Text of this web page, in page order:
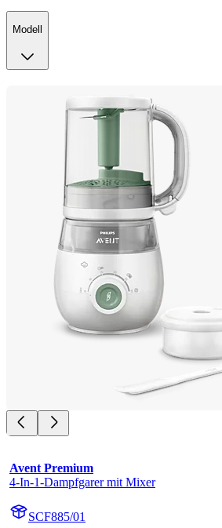
Modell
Avent Premium
4-In-1-Dampfgarer mit Mixer
SCF885/01